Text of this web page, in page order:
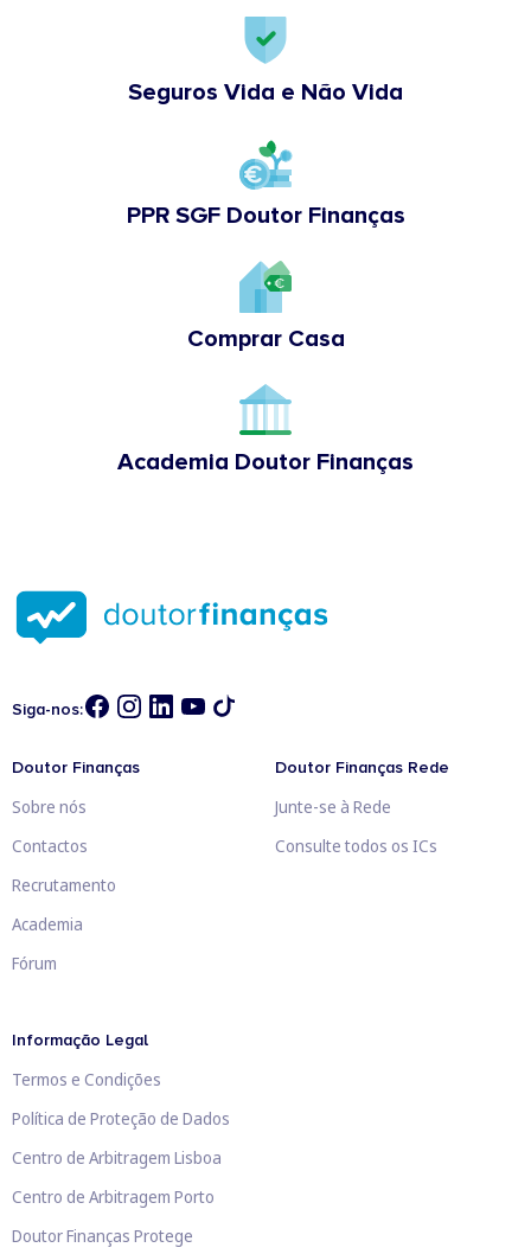
Seguros Vida e Não Vida
PPR SGF Doutor Finanças
Comprar Casa
Academia Doutor Finanças
Siga-nos:
Doutor Finanças
Sobre nós
Contactos
Recrutamento
Academia
Fórum
Doutor Finanças Rede
Junte-se à Rede
Consulte todos os ICs
Informação Legal
Termos e Condições
Política de Proteção de Dados
Centro de Arbitragem Lisboa
Centro de Arbitragem Porto
Doutor Finanças Protege